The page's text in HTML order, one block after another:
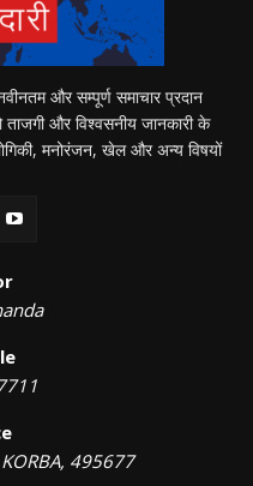
और सम्पूर्ण समाचार प्रदान
और विश्वसनीय जानकारी के
मनोरंजन, खेल और अन्य विषयों
KORBA, 495677